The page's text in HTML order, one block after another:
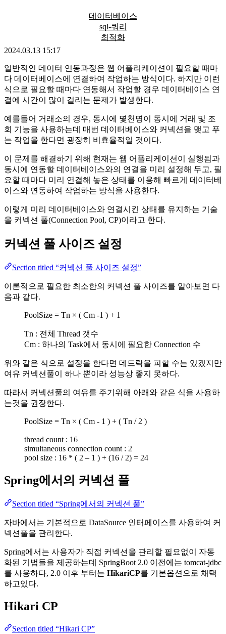
데이터베이스
sql-쿼리
최적화
2024.03.13 15:17
일반적인 데이터 연동과정은 웹 어플리케이션이 필요할 때마
다 데이터베이스에 연결하여 작업하는 방식이다. 하지만 이런
식으로 필요할 때마다 연동해서 작업할 경우 데이터베이스 연
결에 시간이 많이 걸리는 문제가 발생한다.
예를들어 거래소의 경우, 동시에 몇천명이 동시에 거래 및 조
회 기능을 사용하는데 매번 데이터베이스와 커넥션을 맺고 푸
는 작업을 한다면 굉장히 비효율적일 것이다.
이 문제를 해결하기 위해 현재는 웹 어플리케이션이 실행됨과
동시에 연동할 데이터베이스와의 연결을 미리 설정해 두고, 필
요할 때마다 미리 연결해 놓은 상태를 이용해 빠르게 데이터베
이스와 연동하여 작업하는 방식을 사용한다.
이렇게 미리 데이터베이스와 연결시킨 상태를 유지하는 기술
을 커넥션 풀(Connection Pool, CP)이라고 한다.
커넥션 풀 사이즈 설정
Section titled “커넥션 풀 사이즈 설정”
이론적으로 필요한 최소한의 커넥션 풀 사이즈를 알아보면 다
음과 같다.
PoolSize = Tn × ( Cm -1 ) + 1
Tn : 전체 Thread 갯수
Cm : 하나의 Task에서 동시에 필요한 Connection 수
위와 같은 식으로 설정을 한다면 데드락을 피할 수는 있겠지만
여유 커넥션풀이 하나 뿐이라 성능상 좋지 못하다.
따라서 커넥션풀의 여유를 주기위해 아래와 같은 식을 사용하
는것을 권장한다.
PoolSize = Tn × ( Cm - 1 ) + ( Tn / 2 )
thread count : 16
simultaneous connection count : 2
pool size : 16 * ( 2 – 1 ) + (16 / 2) = 24
Spring에서의 커넥션 풀
Section titled “Spring에서의 커넥션 풀”
자바에서는 기본적으로 DataSource 인터페이스를 사용하여 커
넥션풀을 관리한다.
Spring에서는 사용자가 직접 커넥션을 관리할 필요없이 자동
화된 기법들을 제공하는데 SpringBoot 2.0 이전에는 tomcat-jdbc
를 사용하다, 2.0 이후 부터는 HikariCP를 기본옵션으로 채택
하고있다.
Hikari CP
Section titled “Hikari CP”